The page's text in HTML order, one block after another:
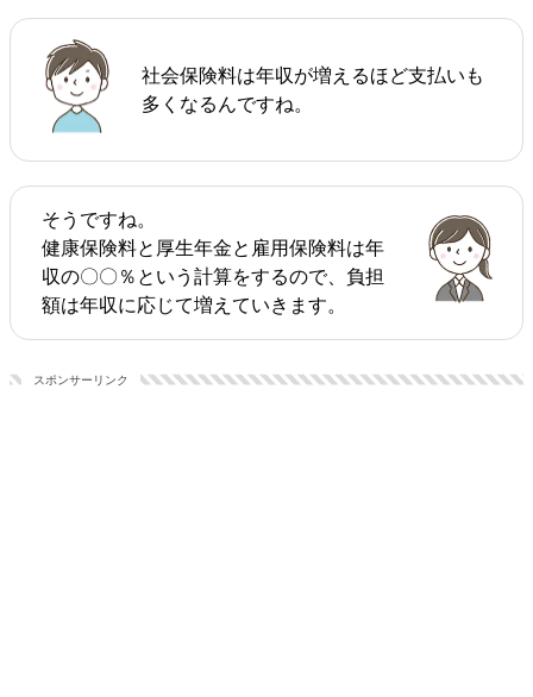
社会保険料は年収が増えるほど支払いも
多くなるんですね。
そうですね。
健康保険料と厚生年金と雇用保険料は年
収の〇〇％という計算をするので、負担
額は年収に応じて増えていきます。
スポンサーリンク